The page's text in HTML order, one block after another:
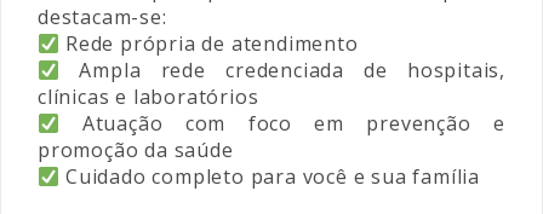
destacam-se:
Rede própria de atendimento
Ampla rede credenciada de hospitais,
clínicas e laboratórios
Atuação com foco em prevenção e
promoção da saúde
Cuidado completo para você e sua família